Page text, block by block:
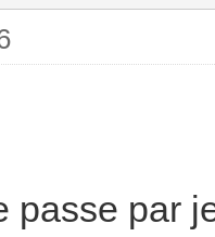
passe par